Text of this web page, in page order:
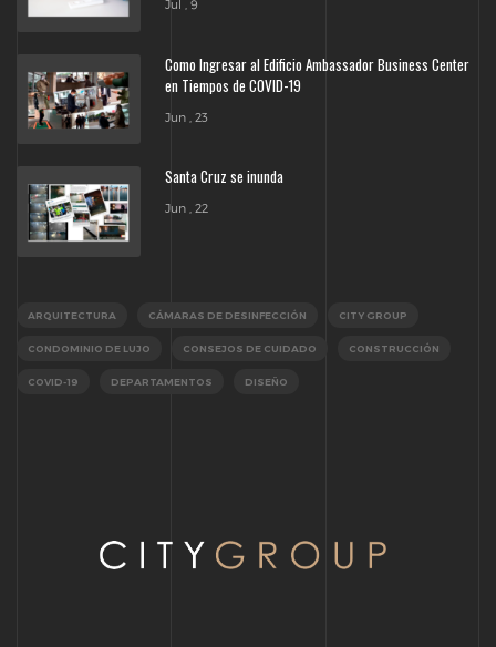
Jul , 9
Como Ingresar al Edificio Ambassador Business Center
en Tiempos de COVID-19
Jun , 23
Santa Cruz se inunda
Jun , 22
ARQUITECTURA CÁMARAS DE DESINFECCIÓN CITY GROUP
CONDOMINIO DE LUJO CONSEJOS DE CUIDADO CONSTRUCCIÓN
COVID-19 DEPARTAMENTOS DISEÑO